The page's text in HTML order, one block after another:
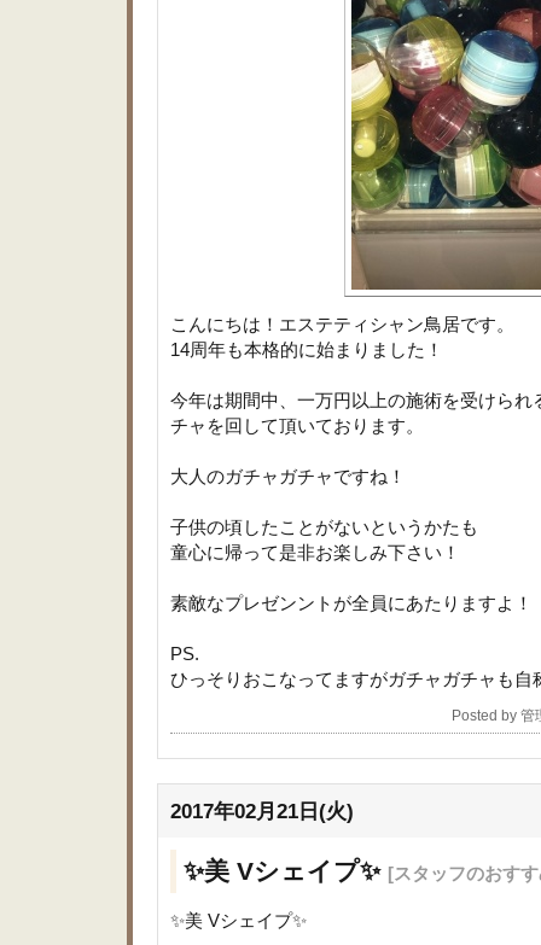
こんにちは！エステティシャン鳥居です。
14周年も本格的に始まりました！
今年は期間中、一万円以上の施術を受けられ
チャを回して頂いております。
大人のガチャガチャですね！
子供の頃したことがないというかたも
童心に帰って是非お楽しみ下さい！
素敵なプレゼンントが全員にあたりますよ！
PS.
ひっそりおこなってますがガチャガチャも自
Posted by
2017年02月21日(火)
✨美 Vシェイプ✨ [スタッフのおす
✨美 Vシェイプ✨